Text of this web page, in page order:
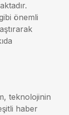
önemli
teknolojinin
haber